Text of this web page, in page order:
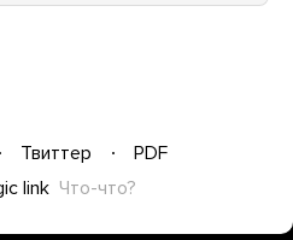
Твиттер
PDF
link Что-что?